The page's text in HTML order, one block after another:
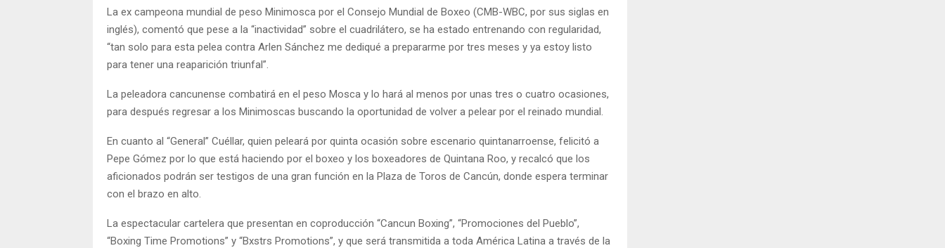
La ex campeona mundial de peso Minimosca por el Consejo Mundial de Boxeo (CMB-WBC, por sus siglas en
inglés), comentó que pese a la “inactividad” sobre el cuadrilátero, se ha estado entrenando con regularidad,
“tan solo para esta pelea contra Arlen Sánchez me dediqué a prepararme por tres meses y ya estoy listo
para tener una reaparición triunfal”.
La peleadora cancunense combatirá en el peso Mosca y lo hará al menos por unas tres o cuatro ocasiones,
para después regresar a los Minimoscas buscando la oportunidad de volver a pelear por el reinado mundial.
En cuanto al “General” Cuéllar, quien peleará por quinta ocasión sobre escenario quintanarroense, felicitó a
Pepe Gómez por lo que está haciendo por el boxeo y los boxeadores de Quintana Roo, y recalcó que los
aficionados podrán ser testigos de una gran función en la Plaza de Toros de Cancún, donde espera terminar
con el brazo en alto.
La espectacular cartelera que presentan en coproducción “Cancun Boxing”, “Promociones del Pueblo”,
“Boxing Time Promotions” y “Bxstrs Promotions”, y que será transmitida a toda América Latina a través de la